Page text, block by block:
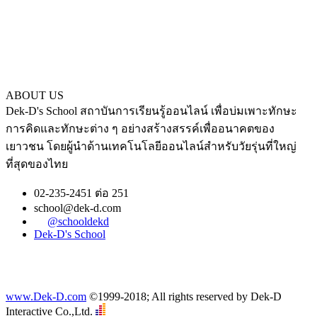
ABOUT US
Dek-D's School สถาบันการเรียนรู้ออนไลน์ เพื่อบ่มเพาะทักษะ
การคิดและทักษะต่าง ๆ อย่างสร้างสรรค์เพื่ออนาคตของ
เยาวชน โดยผู้นำด้านเทคโนโลยีออนไลน์สำหรับวัยรุ่นที่ใหญ่
ที่สุดของไทย
02-235-2451 ต่อ 251
school@dek-d.com
@schooldekd
Dek-D's School
www.Dek-D.com ©1999-2018; All rights reserved by Dek-D
Interactive Co.,Ltd.